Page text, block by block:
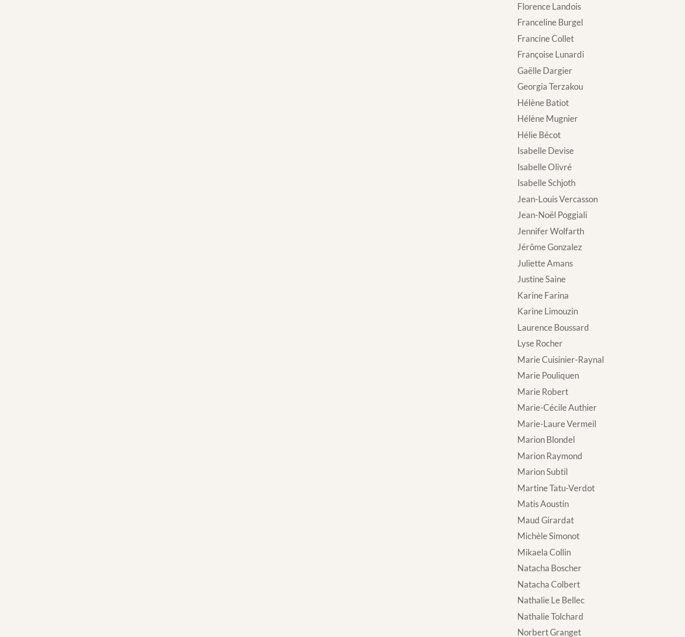
Florence Landois
Franceline Burgel
Francine Collet
Françoise Lunardi
Gaëlle Dargier
Georgia Terzakou
Hélène Batiot
Hélène Mugnier
Hélie Bécot
Isabelle Devise
Isabelle Olivré
Isabelle Schjoth
Jean-Louis Vercasson
Jean-Noël Poggiali
Jennifer Wolfarth
Jérôme Gonzalez
Juliette Amans
Justine Saine
Karine Farina
Karine Limouzin
Laurence Boussard
Lyse Rocher
Marie Cuisinier-Raynal
Marie Pouliquen
Marie Robert
Marie-Cécile Authier
Marie-Laure Vermeil
Marion Blondel
Marion Raymond
Marion Subtil
Martine Tatu-Verdot
Matis Aoustin
Maud Girardat
Michèle Simonot
Mikaela Collin
Natacha Boscher
Natacha Colbert
Nathalie Le Bellec
Nathalie Tolchard
Norbert Granget